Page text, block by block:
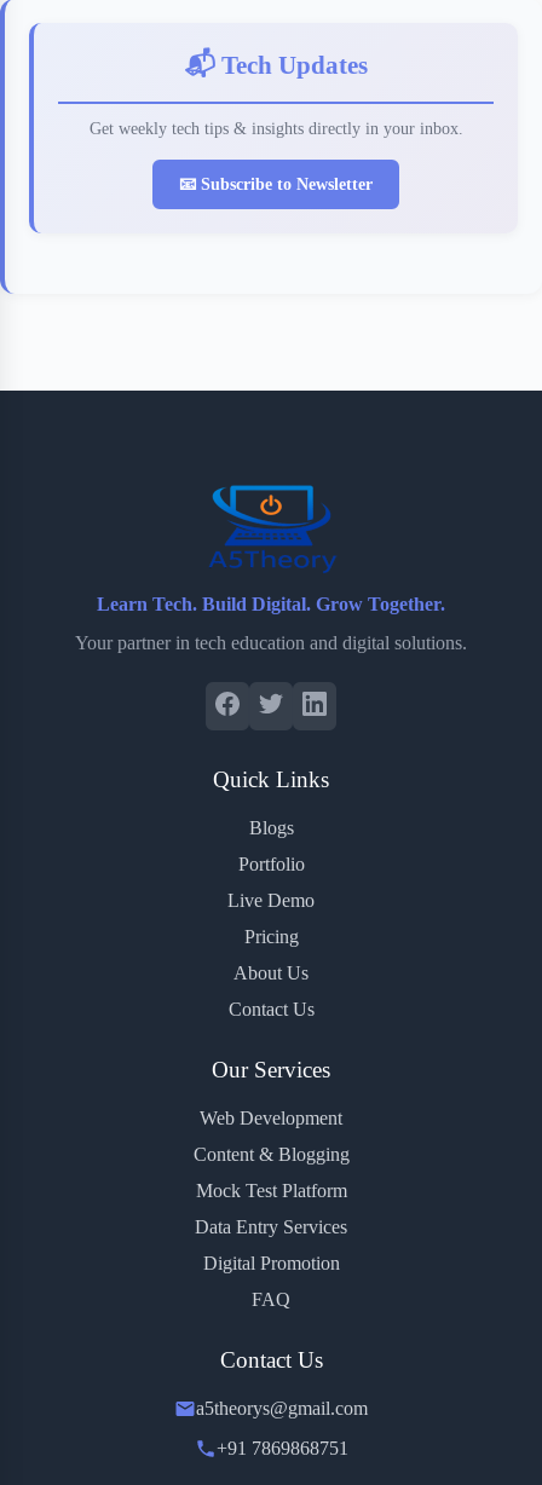
📬 Tech Updates
Get weekly tech tips & insights directly in your inbox.
📧 Subscribe to Newsletter
Learn Tech. Build Digital. Grow Together.
Your partner in tech education and digital solutions.
Quick Links
Blogs
Portfolio
Live Demo
Pricing
About Us
Contact Us
Our Services
Web Development
Content & Blogging
Mock Test Platform
Data Entry Services
Digital Promotion
FAQ
Contact Us
a5theorys@gmail.com
+91 7869868751